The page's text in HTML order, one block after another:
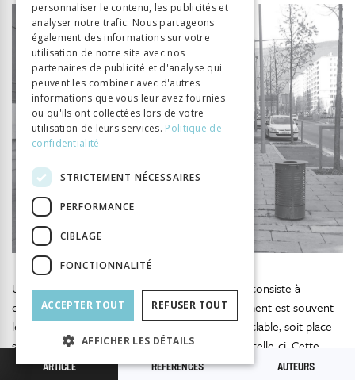
Une seconde technique estl’empiétement.Elle consiste à
déborder sur le territoire de l’autre. L’empiétement est souvent
le fait du piéton qui soit marche dans la piste cyclable, soit place
son pied, sa canne ou son chien à l’intérieur de celle-ci. Cette
situation s’observe particulièrement lorsqu’il existe spatialement
ARTICLE RÉFÉRENCES AUTEURS
ITALIAN
personnaliser le contenu, les publicités et
analyser notre trafic. Nous partageons
également des informations sur votre
utilisation de notre site avec nos
partenaires de publicité et d'analyse qui
peuvent les combiner avec d'autres
informations que vous leur avez fournies
ou qu'ils ont collectées lors de votre
utilisation de leurs services. Politique de
confidentialité
STRICTEMENT NÉCESSAIRES
PERFORMANCE
CIBLAGE
FONCTIONNALITÉ
ACCEPTER TOUT REFUSER TOUT
AFFICHER LES DÉTAILS